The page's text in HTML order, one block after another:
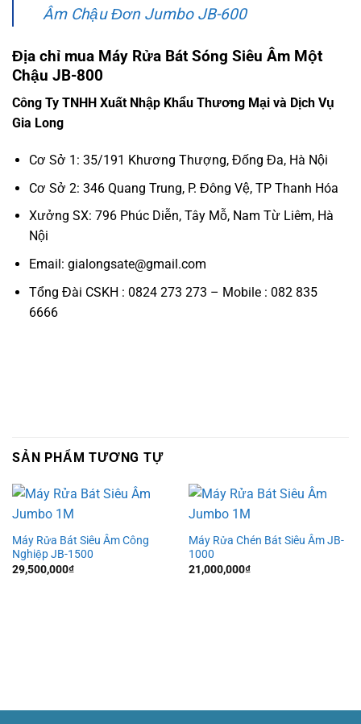
Âm Chậu Đơn Jumbo JB-600
Địa chỉ mua Máy Rửa Bát Sóng Siêu Âm Một
Chậu JB-800
Công Ty TNHH Xuất Nhập Khẩu Thương Mại và Dịch Vụ
Gia Long
Cơ Sở 1: 35/191 Khương Thượng, Đống Đa, Hà Nội
Cơ Sở 2: 346 Quang Trung, P. Đông Vệ, TP Thanh Hóa
Xưởng SX: 796 Phúc Diễn, Tây Mỗ, Nam Từ Liêm, Hà
Nội
Email: gialongsate@gmail.com
Tổng Đài CSKH : 0824 273 273 – Mobile : 082 835
6666
SẢN PHẨM TƯƠNG TỰ
Máy Rửa Bát Siêu Âm Công
Nghiệp JB-1500
29,500,000₫
Máy Rửa Chén Bát Siêu Âm JB-
1000
21,000,000₫